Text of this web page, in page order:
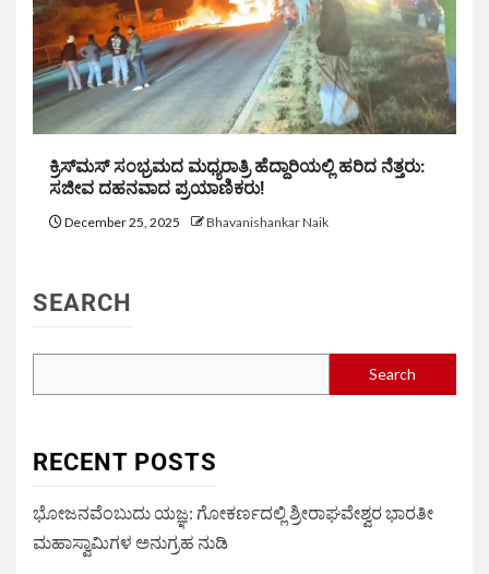
ಕ್ರಿಸ್‌ಮಸ್ ಸಂಭ್ರಮದ ಮಧ್ಯರಾತ್ರಿ ಹೆದ್ದಾರಿಯಲ್ಲಿ ಹರಿದ ನೆತ್ತರು:
ಸಜೀವ ದಹನವಾದ ಪ್ರಯಾಣಿಕರು!
December 25, 2025 Bhavanishankar Naik
SEARCH
Search
RECENT POSTS
ಭೋಜನವೆಂಬುದು ಯಜ್ಞ: ಗೋಕರ್ಣದಲ್ಲಿ ಶ್ರೀರಾಘವೇಶ್ವರ ಭಾರತೀ
ಮಹಾಸ್ವಾಮಿಗಳ ಅನುಗ್ರಹ ನುಡಿ